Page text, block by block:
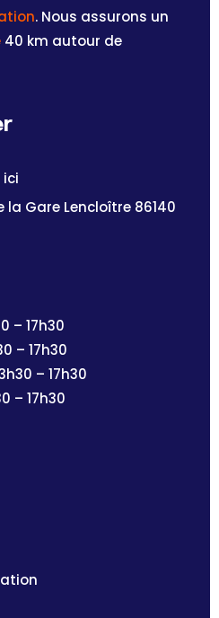
. Nous assurons un
40 km autour de
la Gare Lencloître 86140
– 17h30
– 17h30
– 17h30
– 17h30